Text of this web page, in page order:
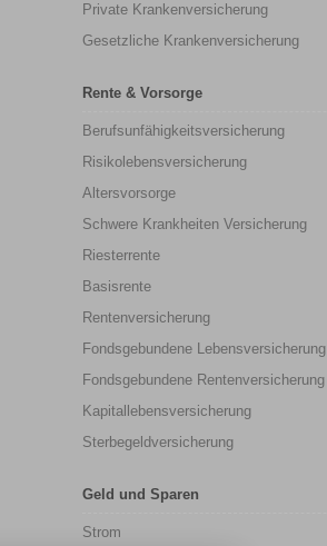
Private Krankenversicherung
Gesetzliche Krankenversicherung
Rente & Vorsorge
Berufs­unfähigkeitsversicherung
Risikolebensversicherung
Altersvorsorge
Schwere Krankheiten Versicherung
Riesterrente
Basisrente
Rentenversicherung
Fondsgebundene Lebensversicherung
Fondsgebundene Rentenversicherung
Kapitallebensversicherung
Sterbegeldversicherung
Geld und Sparen
Strom